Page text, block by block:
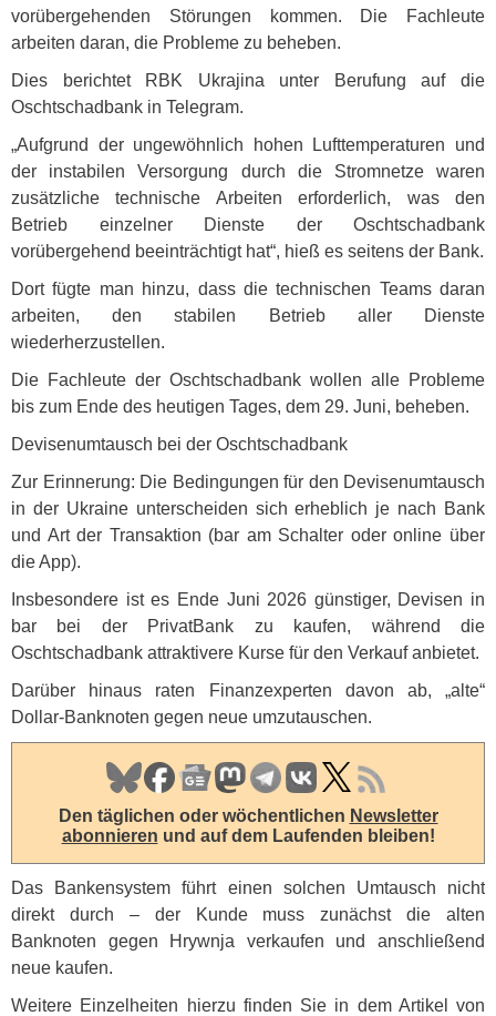
vorübergehenden Störungen kommen. Die Fachleute
arbeiten daran, die Probleme zu beheben.
Dies berichtet
RBK Ukrajina unter Berufung auf die
Oschtschadbank in Telegram.
„Aufgrund der ungewöhnlich hohen Lufttemperaturen und
der instabilen Versorgung durch die Stromnetze waren
zusätzliche technische Arbeiten erforderlich, was den
Betrieb einzelner Dienste der Oschtschadbank
vorübergehend beeinträchtigt hat“, hieß es seitens der Bank.
Dort fügte man hinzu, dass die technischen Teams daran
arbeiten, den stabilen Betrieb aller Dienste
wiederherzustellen.
Die Fachleute der Oschtschadbank wollen alle Probleme
bis zum Ende des heutigen Tages, dem 29. Juni, beheben.
Devisenumtausch bei der Oschtschadbank
Zur Erinnerung: Die Bedingungen für den Devisenumtausch
in der Ukraine unterscheiden sich erheblich je nach Bank
und Art der Transaktion (bar am Schalter oder online über
die App).
Insbesondere ist es Ende Juni 2026 günstiger, Devisen in
bar bei der PrivatBank zu kaufen, während die
Oschtschadbank attraktivere Kurse für den Verkauf anbietet.
Darüber hinaus raten Finanzexperten davon ab, „alte“
Dollar-Banknoten gegen neue umzutauschen.
Den täglichen oder wöchentlichen Newsletter
abonnieren und auf dem Laufenden bleiben!
Das Bankensystem führt einen solchen Umtausch nicht
direkt durch – der Kunde muss zunächst die alten
Banknoten gegen Hrywnja verkaufen und anschließend
neue kaufen.
Weitere Einzelheiten hierzu finden Sie in dem Artikel von